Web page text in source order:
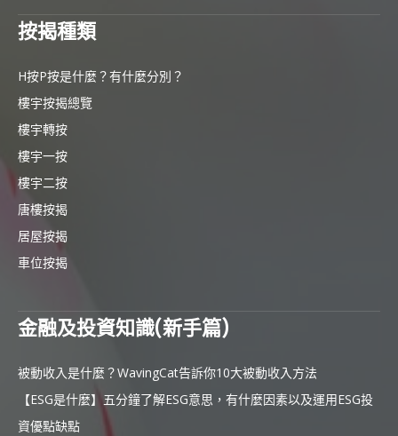
按揭種類
H按P按是什麼？有什麼分別？
樓宇按揭總覽
樓宇轉按
樓宇一按
樓宇二按
唐樓按揭
居屋按揭
車位按揭
金融及投資知識(新手篇)
被動收入是什麼？WavingCat告訴你10大被動收入方法
【ESG是什麼】五分鐘了解ESG意思，有什麼因素以及運用ESG投
資優點缺點